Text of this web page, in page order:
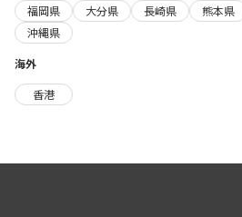
福岡県
大分県 長崎県 熊本県
沖縄県
海外
香港